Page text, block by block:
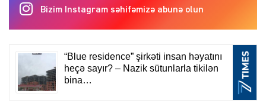
Bizim Instagram səhifəmizə abunə olun